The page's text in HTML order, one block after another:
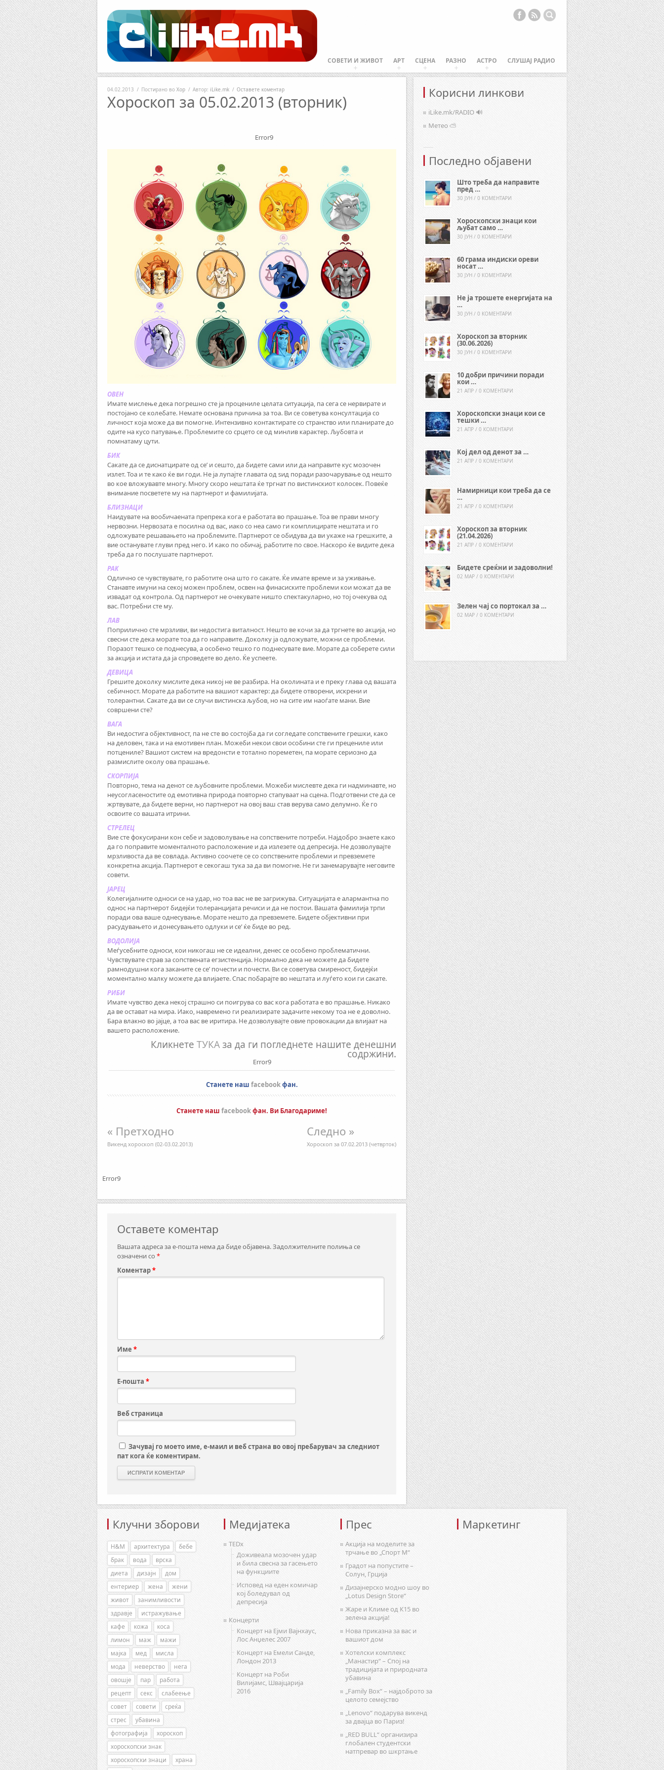
Facebook
RSS
СОВЕТИ И ЖИВОТ АРТ СЦЕНА РАЗНО АСТРО СЛУШАЈ РАДИО
04.02.2013 / Постирано во Хор / Автор: iLike.mk / Оставете коментар
Хороскоп за 05.02.2013 (вторник)
Error9
ОВЕН
Имате мислење дека погрешно сте ја процениле целата ситуација, па сега се нервирате и
постојано се колебате. Немате основана причина за тоа. Ви се советува консултација со
личност која може да ви помогне. Интензивно контактирате со странство или планирате до
одите на кусо патување. Проблемите со срцето се од минлив карактер. Љубовта и
помнатаму цути.
БИК
Сакате да се диснатцирате од се’ и сешто, да бидете сами или да направите кус мозочен
излет. Тоа и те како ќе ви годи. Не ја лупајте главата од ѕид поради разочарување од нешто
во кое вложувавте многу. Многу скоро нештата ќе тргнат по вистинскиот колосек. Повеќе
внимание посветете му на партнерот и фамилијата.
БЛИЗНАЦИ
Наидувате на вообичаената препрека кога е работата во прашање. Тоа ве прави многу
нервозни. Нервозата е посилна од вас, иако со неа само ги комплицирате нештата и го
одложувате решавањето на проблемите. Партнерот се обидува да ви укаже на грешките, а
вие останувате глуви пред него. И како по обичај, работите по свое. Наскоро ќе видите дека
треба да го послушате партнерот.
РАК
Одлично се чувствувате, го работите она што го сакате. Ќе имате време и за уживање.
Станавте имуни на секој можен проблем, освен на финасиските проблеми кои можат да ве
извадат од контрола. Од партнерот не очекувате ништо спектакуларно, но тој очекува од
вас. Потребни сте му.
ЛАВ
Поприлично сте мрзливи, ви недостига виталност. Нешто ве кочи за да тргнете во акција, но
свесни сте дека морате тоа да го направите. Доколку ја одложувате, можни се проблеми.
Поразот тешко се поднесува, а особено тешко го поднесувате вие. Морате да соберете сили
за акција и истата да ја спроведете во дело. Ќе успеете.
ДЕВИЦА
Грешите доколку мислите дека никој не ве разбира. На околината и е преку глава од вашата
себичност. Морате да работите на вашиот карактер: да бидете отворени, искрени и
толерантни. Сакате да ви се случи вистинска љубов, но на сите им наоѓате мани. Вие
совршени сте?
ВАГА
Ви недостига објективност, па не сте во состојба да ги согледате сопствените грешки, како
на деловен, така и на емотивен план. Можеби некои свои особини сте ги прецениле или
потцениле? Вашиот систем на вредонсти е тотално пореметен, па морате сериозно да
размислите околу ова прашање.
СКОРПИЈА
Повторно, тема на денот се љубовните проблеми. Можеби мислевте дека ги надминавте, но
неусогласеностите од емотивна природа повторно стапуваат на сцена. Подготвени сте да се
жртвувате, да бидете верни, но партнерот на овој ваш став верува само делумно. Ќе го
освоите со вашата итрини.
СТРЕЛЕЦ
Вие сте фокусирани кон себе и задоволување на сопствените потреби. Најдобро знаете како
да го поправите моменталното расположение и да излезете од депресија. Не дозволувајте
мрзливоста да ве совлада. Активно соочете се со сопствените проблеми и превземете
конкретна акција. Партнерот е секогаш тука за да ви помогне. Не ги занемарувајте неговите
совети.
ЈАРЕЦ
Колегијалните односи се на удар, но тоа вас не ве загрижува. Ситуацијата е алармантна по
однос на партнерот бидејќи толеранцијата речиси и да не постои. Вашата фамилија трпи
поради ова ваше однесување. Морате нешто да превземете. Бидете објективни при
расудувањето и донесувањето одлуки и се’ ќе биде во ред.
ВОДОЛИЈА
Меѓусебните односи, кои никогаш не се идеални, денес се особено проблематични.
Чувствувате страв за сопствената егзистенција. Нормално дека не можете да бидете
рамнодушни кога заканите се се’ почести и почести. Ви се советува смиреност, бидејќи
моментално малку можете да влијаете. Спас побарајте во нештата и луѓето кои ги сакате.
РИБИ
Имате чувство дека некој страшно си поигрува со вас кога работата е во прашање. Никако
да ве остават на мира. Иако, навремено ги реализирате задачите некому тоа не е доволно.
Бара влакно во јајце, а тоа вас ве иритира. Не дозволувајте овие провокации да влијаат на
вашето расположение.
Кликнете ТУКАза да ги погледнете нашите денешни
содржини.
Станете наш facebookфан.
Станете наш facebookфан. Ви Благодариме!
« Претходно
Викенд хороскоп (02-03.02.2013)
Следно »
Хороскоп за 07.02.2013 (четврток)
Error9
Error9
Оставете коментар
Вашата адреса за е-пошта нема да биде објавена.Задолжителните полиња се
означени со *
Коментар*
Име *
Е-пошта *
Веб страница
Зачувај го моето име, е-маил и веб страна во овој пребарувач за следниот
пат кога ќе коментирам.
Корисни линкови
iLike.mk/RADIO 🔊
Метео ⛅
Последно објавени
Што треба да направите
пред …
30 ЈУН / 0 КОМЕНТАРИ
Хороскопски знаци кои
љубат само …
30 ЈУН / 0 КОМЕНТАРИ
60 грама индиски ореви
носат …
30 ЈУН / 0 КОМЕНТАРИ
Не ја трошете енергијата на
…
30 ЈУН / 0 КОМЕНТАРИ
Хороскоп за вторник
(30.06.2026)
30 ЈУН / 0 КОМЕНТАРИ
10 добри причини поради
кои …
21 АПР / 0 КОМЕНТАРИ
Хороскопски знаци кои се
тешки …
21 АПР / 0 КОМЕНТАРИ
Кој дел од денот за …
21 АПР / 0 КОМЕНТАРИ
Намирници кои треба да се
…
21 АПР / 0 КОМЕНТАРИ
Хороскоп за вторник
(21.04.2026)
21 АПР / 0 КОМЕНТАРИ
Бидете среќни и задоволни!
02 МАР / 0 КОМЕНТАРИ
Зелен чај со портокал за …
02 МАР / 0 КОМЕНТАРИ
Клучни зборови
H&M архитектура
бебе
брак
вода
врска
диета
дизајн
дом
ентериер
жена
жени
живот
занимливости
здравје
истражување
кафе
кожа
коса
лимон
маж
мажи
мајка
мед
мисла
мода
неверство
нега
овошје
пар
работа
рецепт
секс
слабеење
совет
совети
среќа
стрес
убавина
фотографија
хороскоп
хороскопски знак
хороскопски знаци
храна
Медијатека
TEDx
Доживеала мозочен удар
и била свесна за гасењето
на функциите
Исповед на еден комичар
кој боледувал од
депресија
Концерти
Концерт на Ејми Вајнхаус,
Лос Анџелес 2007
Концерт на Емели Санде,
Лондон 2013
Концерт на Роби
Вилијамс, Швајцарија
2016
Прес
Акција на моделите за
трчање во „Спорт М“
Градот на попустите –
Солун, Грција
Дизајнерско модно шоу во
„Lotus Design Store“
Жаре и Климе од К15 во
зелена акција!
Нова приказна за вас и
вашиот дом
Хотелски комплекс
„Манастир“ – Спој на
традицијата и природната
убавина
„Family Box“ – најдоброто за
целото семејство
„Lenovo“ подарува викенд
за двајца во Париз!
„RED BULL“ организира
глобален студентски
натпревар во шкртање
Маркетинг